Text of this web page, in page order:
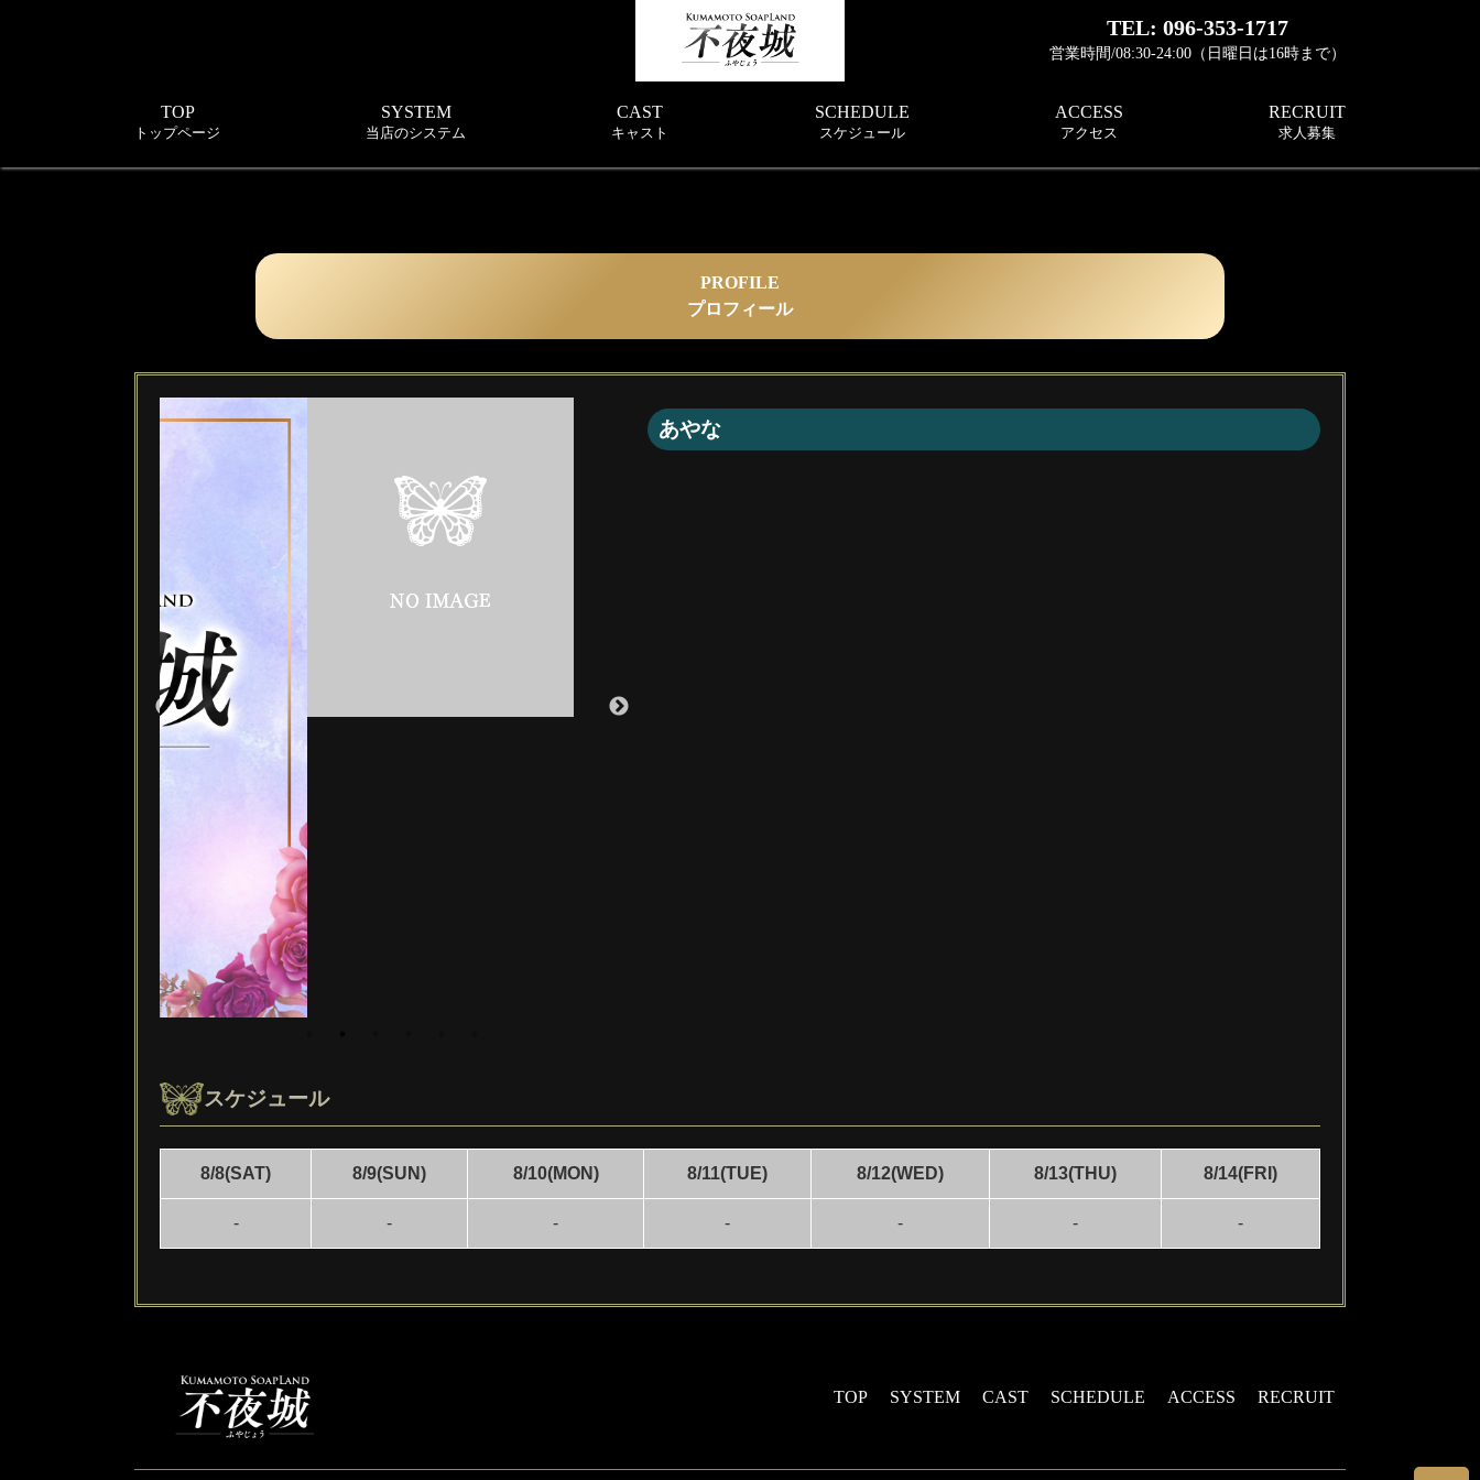
TEL: 096-353-1717
営業時間/08:30-24:00（日曜日は16時まで）
TOP
トップページ
SYSTEM
当店のシステム
CAST
キャスト
SCHEDULE
スケジュール
ACCESS
アクセス
RECRUIT
求人募集
PROFILE
プロフィール
あやな
スケジュール
8/8(SAT) 8/9(SUN) 8/10(MON) 8/11(TUE) 8/12(WED) 8/13(THU) 8/14(FRI)
- - - - - - -
TOP SYSTEM CAST SCHEDULE ACCESS RECRUIT